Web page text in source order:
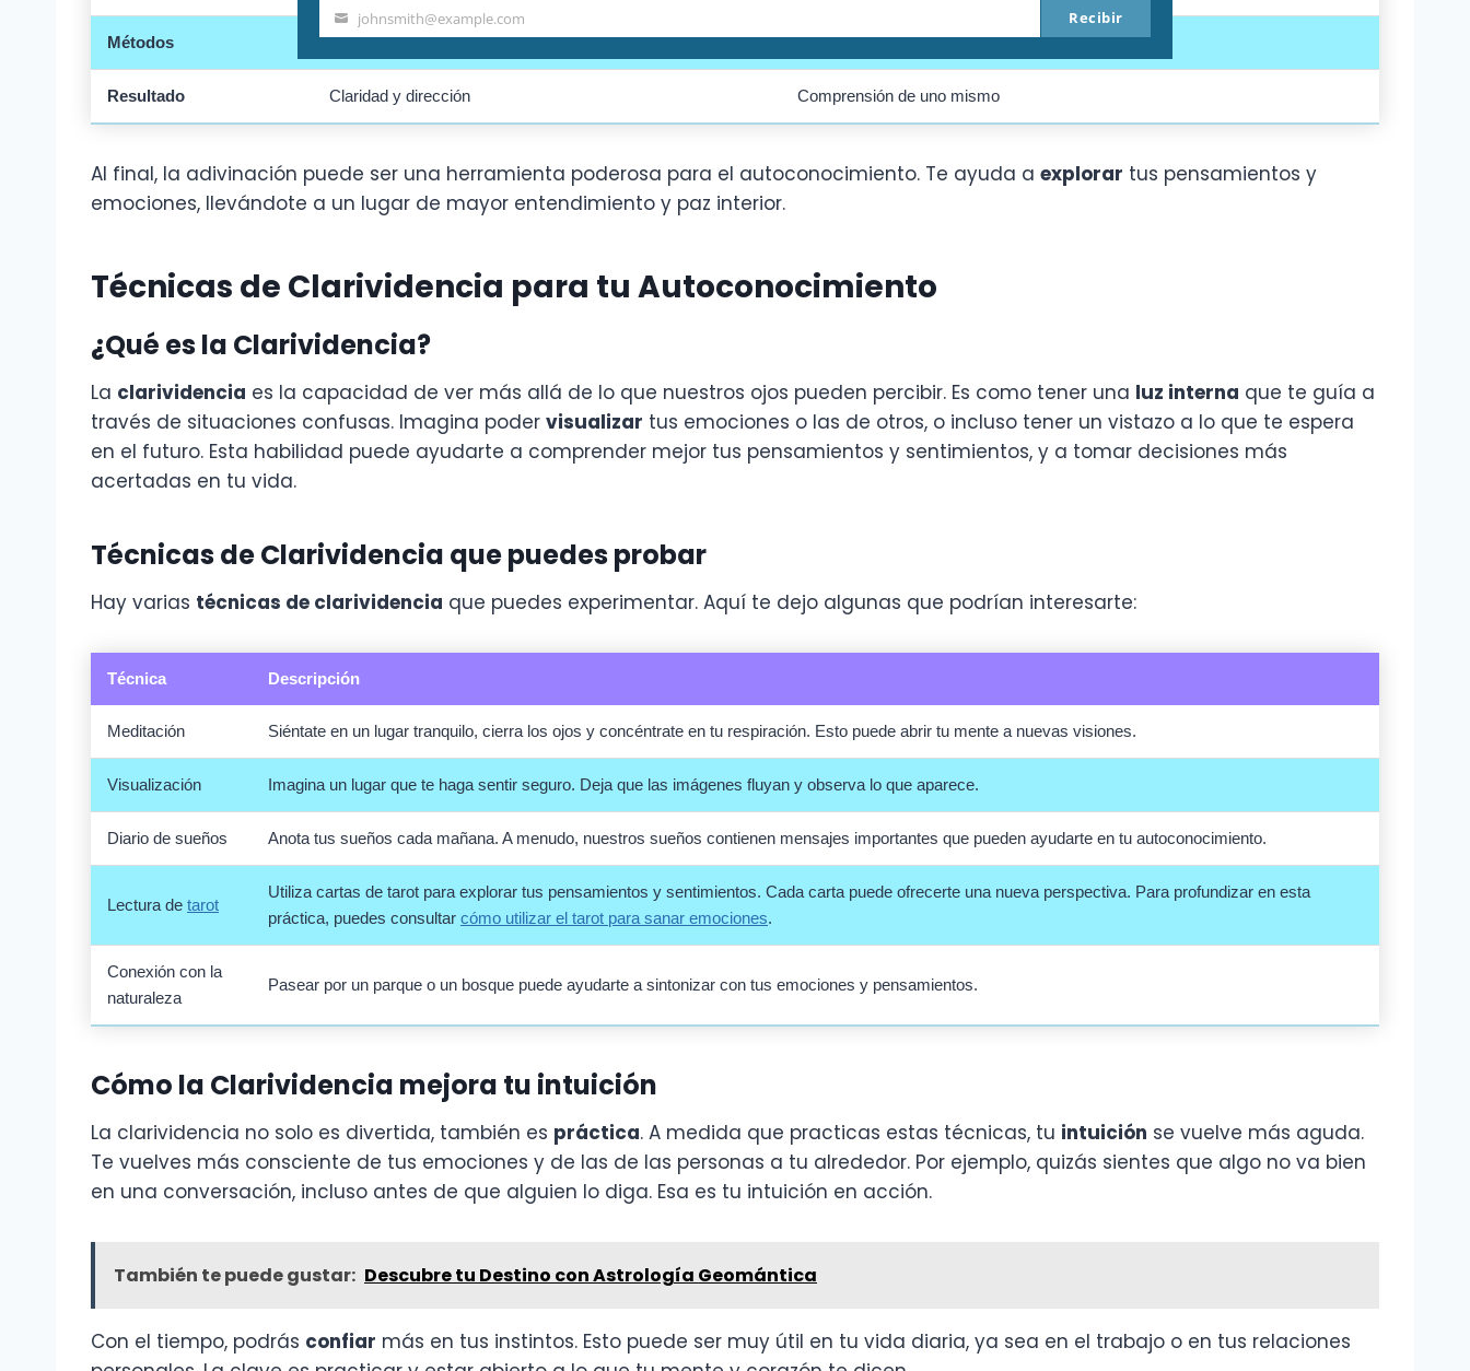
Métodos Cartas, cristales, astrología Reflexión, meditación, autoanálisis
Resultado Claridad y dirección Comprensión de uno mismo
Al final, la adivinación puede ser una herramienta poderosa para el autoconocimiento. Te ayuda a explorar tus pensamientos y
emociones, llevándote a un lugar de mayor entendimiento y paz interior.
Técnicas de Clarividencia para tu Autoconocimiento
¿Qué es la Clarividencia?
La clarividencia es la capacidad de ver más allá de lo que nuestros ojos pueden percibir. Es como tener una luz interna que te guía a
través de situaciones confusas. Imagina poder visualizar tus emociones o las de otros, o incluso tener un vistazo a lo que te espera
en el futuro. Esta habilidad puede ayudarte a comprender mejor tus pensamientos y sentimientos, y a tomar decisiones más
acertadas en tu vida.
Técnicas de Clarividencia que puedes probar
Hay varias técnicas de clarividencia que puedes experimentar. Aquí te dejo algunas que podrían interesarte:
Técnica Descripción
Meditación Siéntate en un lugar tranquilo, cierra los ojos y concéntrate en tu respiración. Esto puede abrir tu mente a nuevas visiones.
Visualización Imagina un lugar que te haga sentir seguro. Deja que las imágenes fluyan y observa lo que aparece.
Diario de sueños Anota tus sueños cada mañana. A menudo, nuestros sueños contienen mensajes importantes que pueden ayudarte en tu autoconocimiento.
Lectura de tarot
Utiliza cartas de tarot para explorar tus pensamientos y sentimientos. Cada carta puede ofrecerte una nueva perspectiva. Para profundizar en esta
práctica, puedes consultar cómo utilizar el tarot para sanar emociones.
Conexión con la
naturaleza
Pasear por un parque o un bosque puede ayudarte a sintonizar con tus emociones y pensamientos.
Cómo la Clarividencia mejora tu intuición
La clarividencia no solo es divertida, también es práctica. A medida que practicas estas técnicas, tu intuición se vuelve más aguda.
Te vuelves más consciente de tus emociones y de las de las personas a tu alrededor. Por ejemplo, quizás sientes que algo no va bien
en una conversación, incluso antes de que alguien lo diga. Esa es tu intuición en acción.
También te puede gustar: Descubre tu Destino con Astrología Geomántica
Con el tiempo, podrás confiar más en tus instintos. Esto puede ser muy útil en tu vida diaria, ya sea en el trabajo o en tus relaciones
Your
email
johnsmith@example.com Recibir